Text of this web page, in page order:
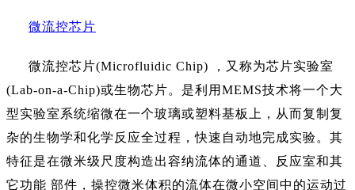
微流控芯片
微流控芯片(Microfluidic Chip) ，又称为芯片实验室
(Lab-on-a-Chip)或生物芯片。是利用MEMS技术将一个大
型实验室系统缩微在一个玻璃或塑料基板上，从而复制复
杂的生物学和化学反应全过程，快速自动地完成实验。其
特征是在微米级尺度构造出容纳流体的通道、反应室和其
它功能 部件，操控微米体积的流体在微小空间中的运动过